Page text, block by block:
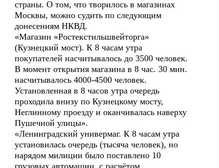
страны. О том, что творилось в магазинах
Москвы, можно судить по следующим
донесениям НКВД.
«Магазин «Ростекстильшвейторга»
(Кузнецкий мост). К 8 часам утра
покупателей насчитывалось до 3500 человек.
В момент открытия магазина в 8 час. 30 мин.
насчитывалось 4000-4500 человек.
Установленная в 8 часов утра очередь
проходила внизу по Кузнецкому мосту,
Неглинному проезду и оканчивалась наверху
Пушечной улицы».
«Ленинградский универмаг. К 8 часам утра
установилась очередь (тысяча человек), но
нарядом милиции было поставлено 10
грузовых автомашин, с расчётом